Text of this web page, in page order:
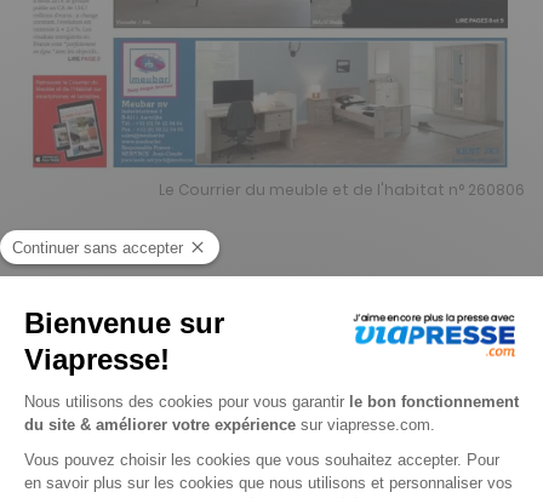
Le Courrier du meuble et de l'habitat n° 260806
Papier
Je choisis une durée